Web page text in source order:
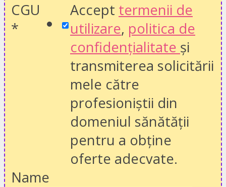
CGU
*
Accept termenii de
utilizare, politica de
confidențialitate și
transmiterea solicitării
mele către
profesioniștii din
domeniul sănătății
pentru a obține
oferte adecvate.
Name